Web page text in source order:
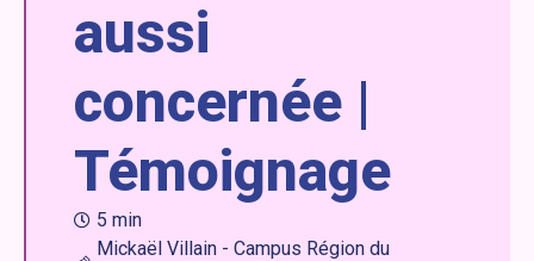
aussi
concernée |
Témoignage
5 min
Mickaël Villain - Campus Région du